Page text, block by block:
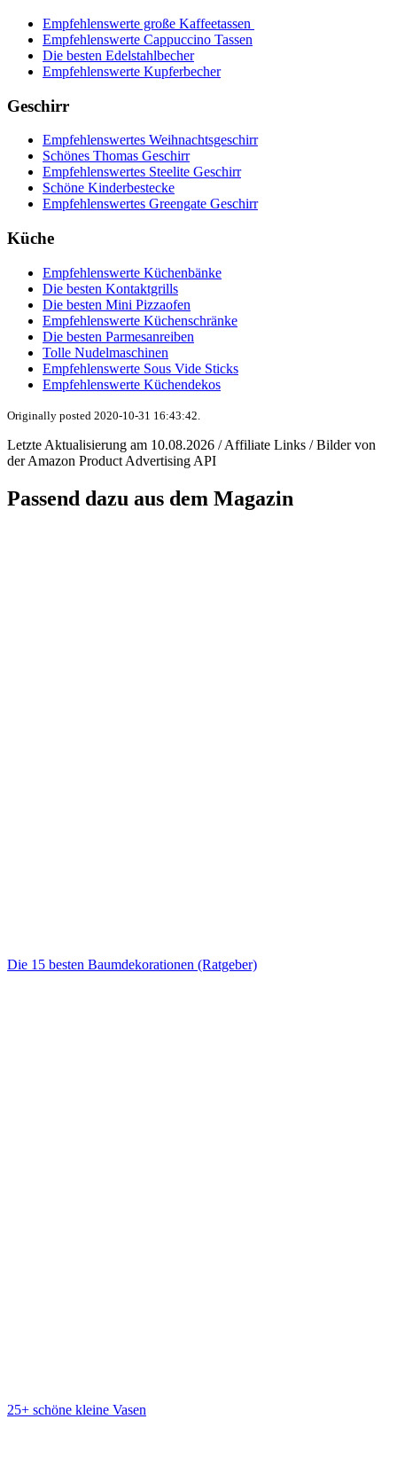
Empfehlenswerte große Kaffeetassen
Empfehlenswerte Cappuccino Tassen
Die besten Edelstahlbecher
Empfehlenswerte Kupferbecher
Geschirr
Empfehlenswertes Weihnachtsgeschirr
Schönes Thomas Geschirr
Empfehlenswertes Steelite Geschirr
Schöne Kinderbestecke
Empfehlenswertes Greengate Geschirr
Küche
Empfehlenswerte Küchenbänke
Die besten Kontaktgrills
Die besten Mini Pizzaofen
Empfehlenswerte Küchenschränke
Die besten Parmesanreiben
Tolle Nudelmaschinen
Empfehlenswerte Sous Vide Sticks
Empfehlenswerte Küchendekos
Originally posted 2020-10-31 16:43:42.
Letzte Aktualisierung am 10.08.2026 / Affiliate Links / Bilder von
der Amazon Product Advertising API
Passend dazu aus dem Magazin
Die 15 besten Baumdekorationen (Ratgeber)
25+ schöne kleine Vasen